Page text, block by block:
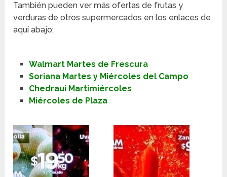
También pueden ver más ofertas de frutas y
verduras de otros supermercados en los enlaces de
aquí abajo:
Walmart Martes de Frescura
Soriana Martes y Miércoles del Campo
Chedraui Martimiércoles
Miércoles de Plaza